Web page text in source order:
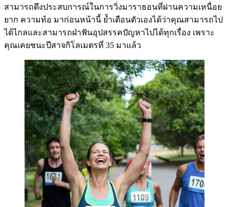
สามารถดึงประสบการณ์ในการวิ่งมาราธอนที่ผ่านความเหนื่อย
ยาก ความท้อ มาก่อนหน้านี้ ย้ำเตือนตัวเองได้ว่าคุณสามารถไป
ได้ไกลและสามารถฝ่าฟันอุปสรรคปัญหาไปได้ทุกเรื่อง เพราะ
คุณเคยชนะปีสาจกิโลเมตรที่ 35 มาแล้ว